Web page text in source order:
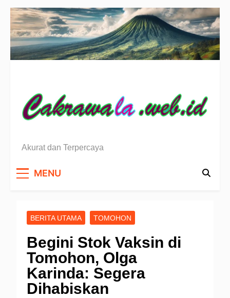
Skip
to
content
Berita Sulawesi Utara
Akurat dan Terpercaya
MENU
BERITA UTAMA TOMOHON
Begini Stok Vaksin di
Tomohon, Olga
Karinda: Segera
Dihabiskan